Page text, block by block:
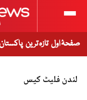
صفحۂ اول تازہ ترین
لندن فلیٹ کیس